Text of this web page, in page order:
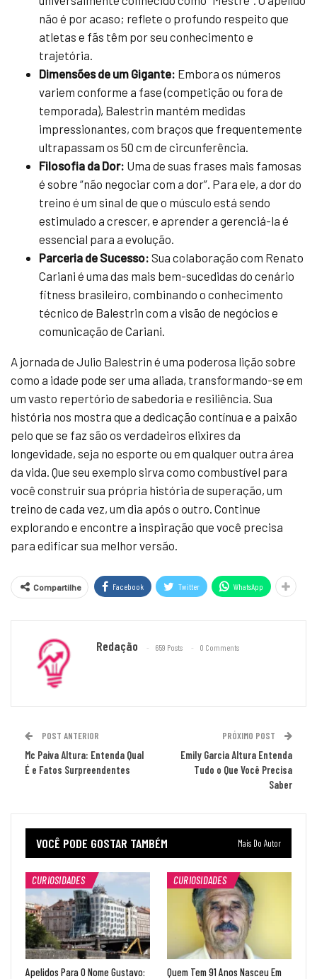
não é por acaso; reflete o profundo respeito que
atletas e fãs têm por seu conhecimento e
trajetória.
Dimensões de um Gigante: Embora os números
variem conforme a fase (competição ou fora de
temporada), Balestrin mantém medidas
impressionantes, com braços que frequentemente
ultrapassam os 50 cm de circunferência.
Filosofia da Dor: Uma de suas frases mais famosas
é sobre “não negociar com a dor”. Para ele, a dor do
treino é um sinal de que o músculo está sendo
estimulado a crescer, e aprender a gerenciá-la é
essencial para a evolução.
Parceria de Sucesso: Sua colaboração com Renato
Cariani é uma das mais bem-sucedidas do cenário
fitness brasileiro, combinando o conhecimento
técnico de Balestrin com a visão de negócios e
comunicação de Cariani.
A jornada de Julio Balestrin é uma poderosa lição sobre
como a idade pode ser uma aliada, transformando-se em
um vasto repertório de sabedoria e resiliência. Sua
história nos mostra que a dedicação contínua e a paixão
pelo que se faz são os verdadeiros elixires da
longevidade, seja no esporte ou em qualquer outra área
da vida. Que seu exemplo sirva como combustível para
você construir sua própria história de superação, um
treino de cada vez, um dia após o outro. Continue
explorando e encontre a inspiração que você precisa
para edificar sua melhor versão.
Compartilhe Facebook Twitter WhatsApp
Redação 659 Posts 0 Comments
POST ANTERIOR
Mc Paiva Altura: Entenda Qual
É e Fatos Surpreendentes
PRÓXIMO POST
Emily Garcia Altura Entenda
Tudo o Que Você Precisa
Saber
VOCÊ PODE GOSTAR TAMBÉM Mais Do Autor
CURIOSIDADES
Apelidos Para O Nome Gustavo:
CURIOSIDADES
Quem Tem 91 Anos Nasceu Em